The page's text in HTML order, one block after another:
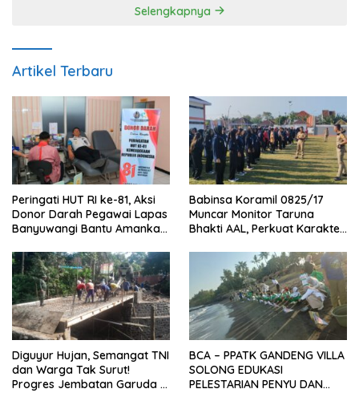
Selengkapnya
Artikel Terbaru
Peringati HUT RI ke-81, Aksi
Donor Darah Pegawai Lapas
Banyuwangi Bantu Amankan
Babinsa Koramil 0825/17
Muncar Monitor Taruna
Bhakti AAL, Perkuat Karakter
Sekolah Rakyat
Diguyur Hujan, Semangat TNI
dan Warga Tak Surut!
Progres Jembatan Garuda di
BCA – PPATK GANDENG VILLA
SOLONG EDUKASI
PELESTARIAN PENYU DAN